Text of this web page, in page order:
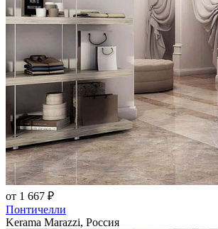
от 1 667 ₽
Понтичелли
Kerama Marazzi, Россия